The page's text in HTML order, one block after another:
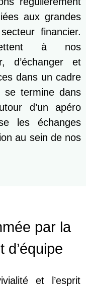
aux grandes
financier.
à nos
d’échanger et
dans un cadre
se termine dans
d’un apéro
les échanges
au sein de nos
par la
d’équipe
et l’esprit